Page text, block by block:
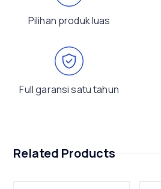
Pilihan produk luas
Full garansi satu tahun
Related Products